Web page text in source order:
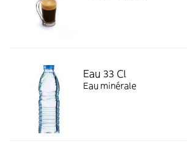
Eau 33 Cl
Eau minérale